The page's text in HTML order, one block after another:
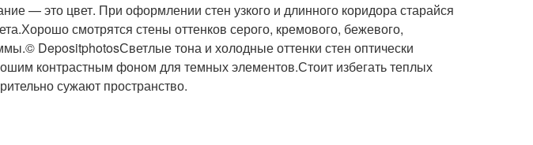
— это цвет. При оформлении стен узкого и длинного коридора старайся
смотрятся стены оттенков серого, кремового, бежевого,
DepositphotosСветлые тона и холодные оттенки стен оптически
контрастным фоном для темных элементов.Стоит избегать теплых
сужают пространство.